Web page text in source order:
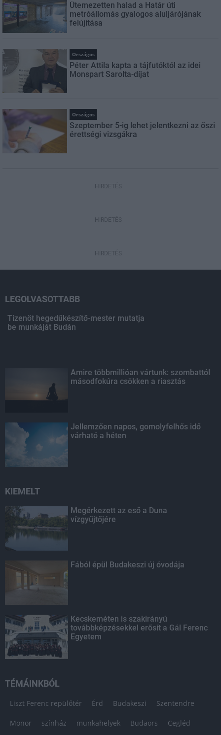
Ütemezetten halad a Határ úti
metróállomás gyalogos aluljárójának
felújítása
Országos
Péter Attila kapta a tájfutóktól az idei
Monspart Sarolta-díjat
Országos
Szeptember 5-ig lehet jelentkezni az őszi
érettségi vizsgákra
HIRDETÉS
HIRDETÉS
HIRDETÉS
LEGOLVASOTTABB
Tizenöt hegedűkészítő-mester mutatja
be munkáját Budán
Amire többmillióan vártunk: szombattól
másodfokúra csökken a riasztás
Jellemzően napos, gomolyfelhős idő
várható a héten
KIEMELT
Megérkezett az eső a Duna
vízgyűjtőjére
Fából épül Budakeszi új óvodája
Kecskeméten is szakirányú
továbbképzésekkel erősít a Gál Ferenc
Egyetem
TÉMÁINKBÓL
Liszt Ferenc repülőtér Érd Budakeszi Szentendre
Monor színház munkahelyek Budaörs Cegléd